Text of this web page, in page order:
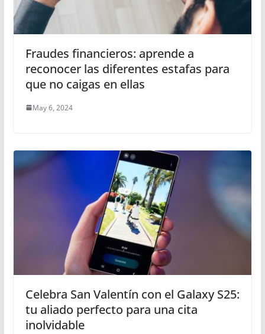
Fraudes financieros: aprende a
reconocer las diferentes estafas para
que no caigas en ellas
May 6, 2024
Celebra San Valentín con el Galaxy S25:
tu aliado perfecto para una cita
inolvidable